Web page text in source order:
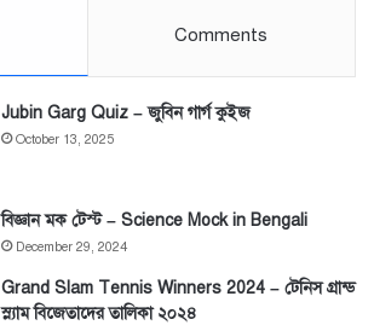
Comments
Jubin Garg Quiz – জুবিন গার্গ কুইজ
October 13, 2025
বিজ্ঞান মক টেস্ট – Science Mock in Bengali
December 29, 2024
Grand Slam Tennis Winners 2024 – টেনিস গ্রান্ড
স্ল্যাম বিজেতাদের তালিকা ২০২৪